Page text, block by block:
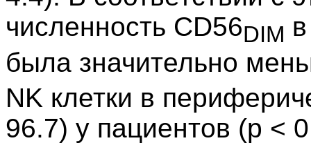
численность CD56DIM
была значительно
NK клетки в
96.7) у пациентов (p <